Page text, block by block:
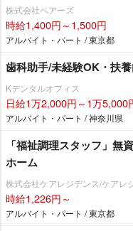
株式会社ベアーズ
時給1,400円～1,500円
アルバイト・パート / 東京都
歯科助手/未経験OK・扶
Kデンタルオフィス
日給1万2,000円～1万5,000
アルバイト・パート / 神奈川県
「福祉調理スタッフ」無
ホーム
株式会社ケアレジデンス/ケアレ
時給1,226円～
アルバイト・パート / 東京都